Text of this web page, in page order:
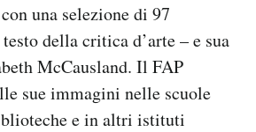
una selezione di 97
della critica d’arte – e sua
McCausland. Il FAP
sue immagini nelle scuole
e in altri istituti